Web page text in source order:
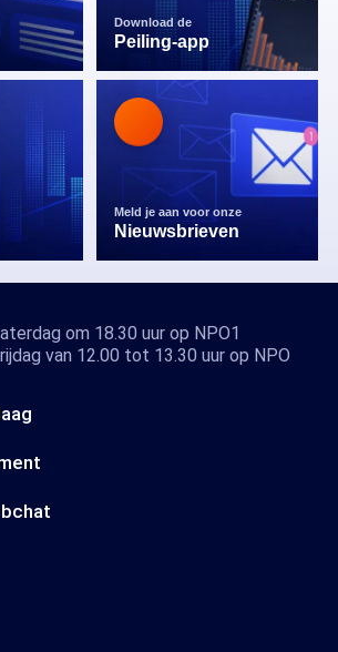
Download de
Peiling-app
Meld je aan voor onze
Nieuwsbrieven
om 18.30 uur op NPO1
van 12.00 tot 13.30 uur op NPO